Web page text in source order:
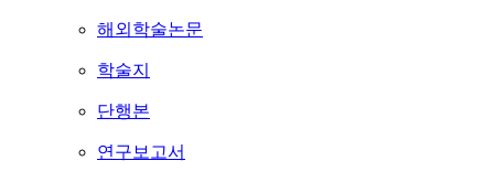
해외학술논문
학술지
단행본
연구보고서